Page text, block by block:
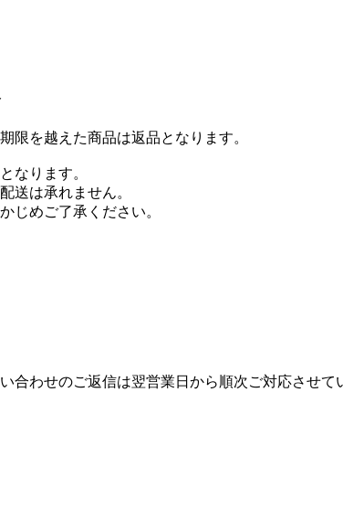
限を越えた商品は返品となります。
なります。
送は承れません。
じめご了承ください。
わせのご返信は翌営業日から順次ご対応させて